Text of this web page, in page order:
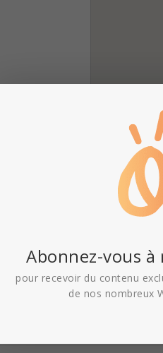
Abonnez-vous
pour recevoir du contenu
de nos nombreux